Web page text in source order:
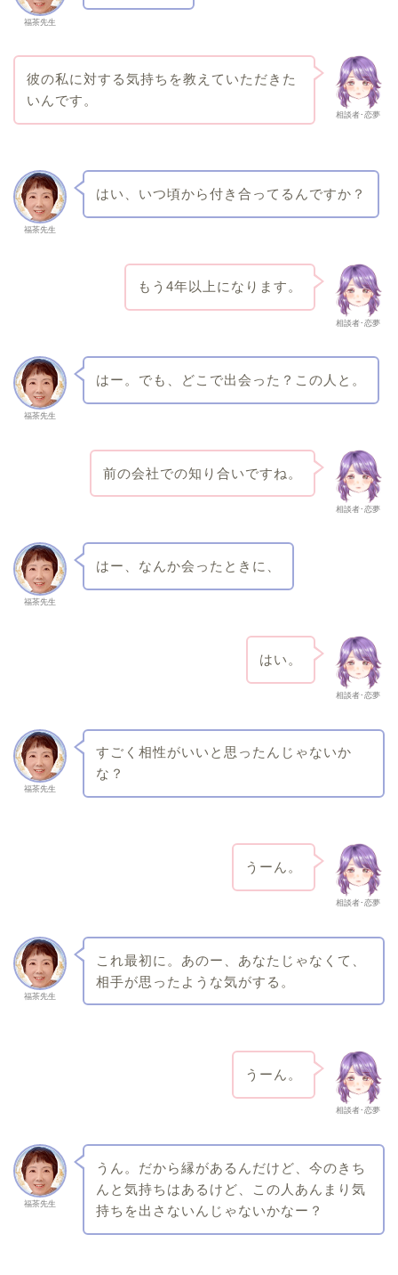
福茶先生
相談者･恋夢
彼の私に対する気持ちを教えていただきた
いんです。
福茶先生
はい、いつ頃から付き合ってるんですか？
相談者･恋夢
もう4年以上になります。
福茶先生
はー。でも、どこで出会った？この人と。
相談者･恋夢
前の会社での知り合いですね。
福茶先生
はー、なんか会ったときに、
相談者･恋夢
はい。
福茶先生
すごく相性がいいと思ったんじゃないか
な？
相談者･恋夢
うーん。
福茶先生
これ最初に。あのー、あなたじゃなくて、
相手が思ったような気がする。
相談者･恋夢
うーん。
福茶先生
うん。だから縁があるんだけど、今のきち
んと気持ちはあるけど、この人あんまり気
持ちを出さないんじゃないかなー？